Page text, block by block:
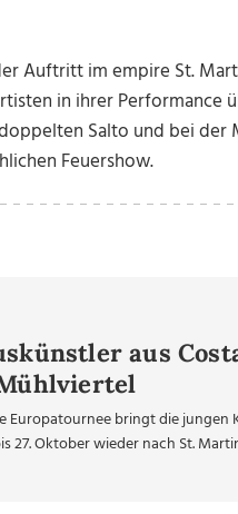
Auftritt im empire St.
in ihrer Performance
Salto und bei der
Feuershow.
aus
Europatournee bringt die jungen
27. Oktober wieder nach St.